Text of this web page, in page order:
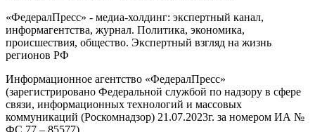
«ФедералПресс» - медиа-холдинг: экспертный канал,
информагентства, журнал. Политика, экономика,
происшествия, общество. Экспертный взгляд на жизнь
регионов РФ
Информационное агентство «ФедералПресс»
(зарегистрировано Федеральной службой по надзору в сфере
связи, информационных технологий и массовых
коммуникаций (Роскомнадзор) 21.07.2023г. за номером ИА №
ФС 77 – 85577)